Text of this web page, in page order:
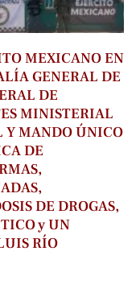
MEXICANO EN
GENERAL DE
DE
MINISTERIAL
Y MANDO ÚNICO
DE
DE DROGAS,
y UN
RÍO